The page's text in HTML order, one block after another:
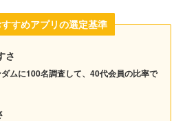
すめアプリの選定基準
さ
ムに100名調査して、40代会員の比率で